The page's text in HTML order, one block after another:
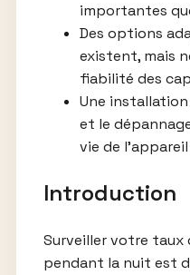
importantes
Des options
existent, mais
fiabilité des
Une
et le
vie de
Introduction
Surveiller votre taux
pendant la nuit est